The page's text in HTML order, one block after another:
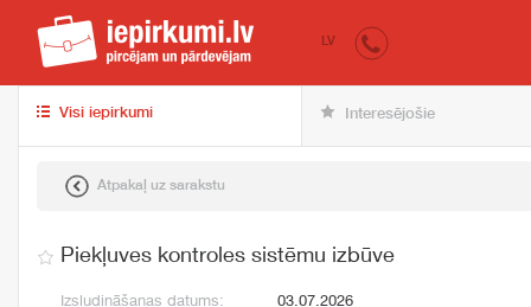
iepirkumi.lv
LV
Visi iepirkumi Interesējošie
Atpakaļ uz sarakstu
Piekļuves kontroles sistēmu izbūve
Izsludināšanas datums:
03.07.2026